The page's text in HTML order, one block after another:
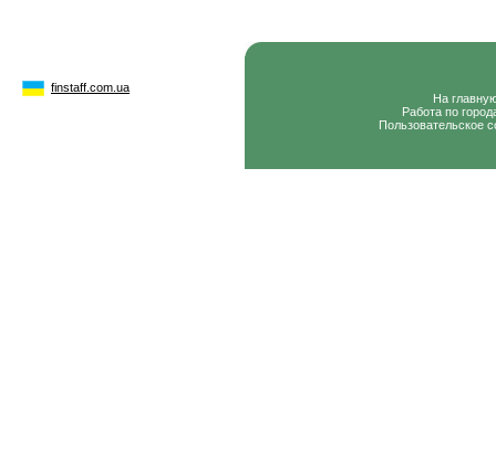
finstaff.com.ua
На
Работа по
Пользовательское